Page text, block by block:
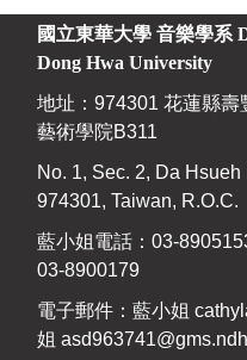
國立東華大學 音樂學系
Dong Hwa University
地址：974301 花蓮縣壽
藝術學院B311
No. 1, Sec. 2, Da
974301, Taiwan, R.O.C.
藍小姐電話：03-
03-8900179
電子郵件：藍小姐
姐